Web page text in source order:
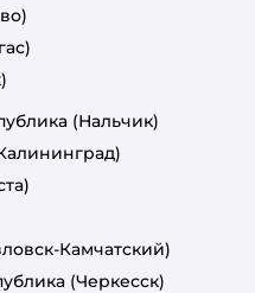
(Нальчик)
Камчатский)
(Черкесск)